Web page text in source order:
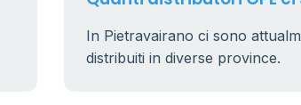
In Pietravairano ci sono
distribuiti in diverse province.